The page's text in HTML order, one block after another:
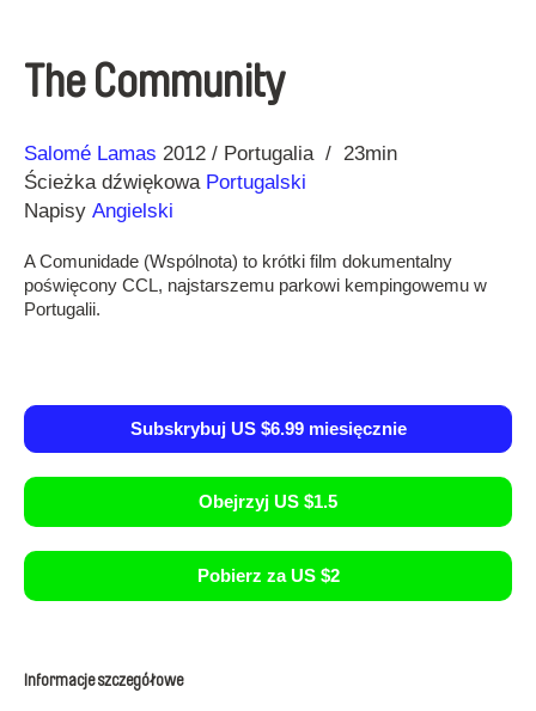
The Community
Reżyseria
Salomé Lamas
Rok 2012 Portugalia
23min
Ścieżka dźwiękowa Portugalski
Napisy Angielski
A Comunidade (Wspólnota) to krótki film dokumentalny
poświęcony CCL, najstarszemu parkowi kempingowemu w
Portugalii.
Subskrybuj US $6.99 miesięcznie
Obejrzyj US $1.5
Pobierz za US $2
Informacje szczegółowe